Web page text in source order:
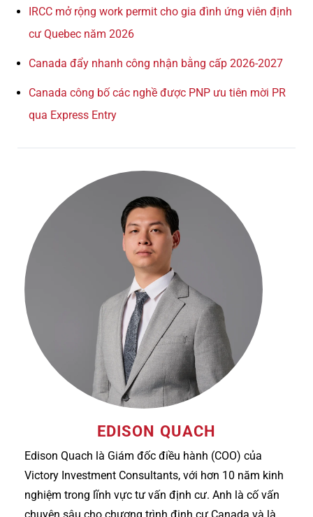
IRCC mở rộng work permit cho gia đình ứng viên định
cư Quebec năm 2026
Canada đẩy nhanh công nhận bằng cấp 2026-2027
Canada công bố các nghề được PNP ưu tiên mời PR
qua Express Entry
EDISON QUACH
Edison Quach là Giám đốc điều hành (COO) của
Victory Investment Consultants, với hơn 10 năm kinh
nghiệm trong lĩnh vực tư vấn định cư. Anh là cố vấn